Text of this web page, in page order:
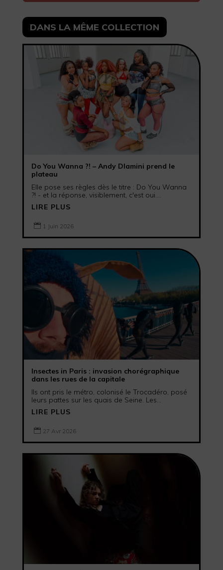
DANS LA MÊME COLLECTION
Do You Wanna ?! – Andy Dlamini prend le
plateau
Elle pose ses règles dès le titre : Do You Wanna
?! - et la réponse, visiblement, c'est oui....
LIRE PLUS
 1 Juin 2026
Insectes in Paris : invasion chorégraphique
dans les rues de la capitale
Ils ont pris le métro, colonisé le Trocadéro, posé
leurs pattes sur les quais de Seine. Les...
LIRE PLUS
 27 Avr 2026